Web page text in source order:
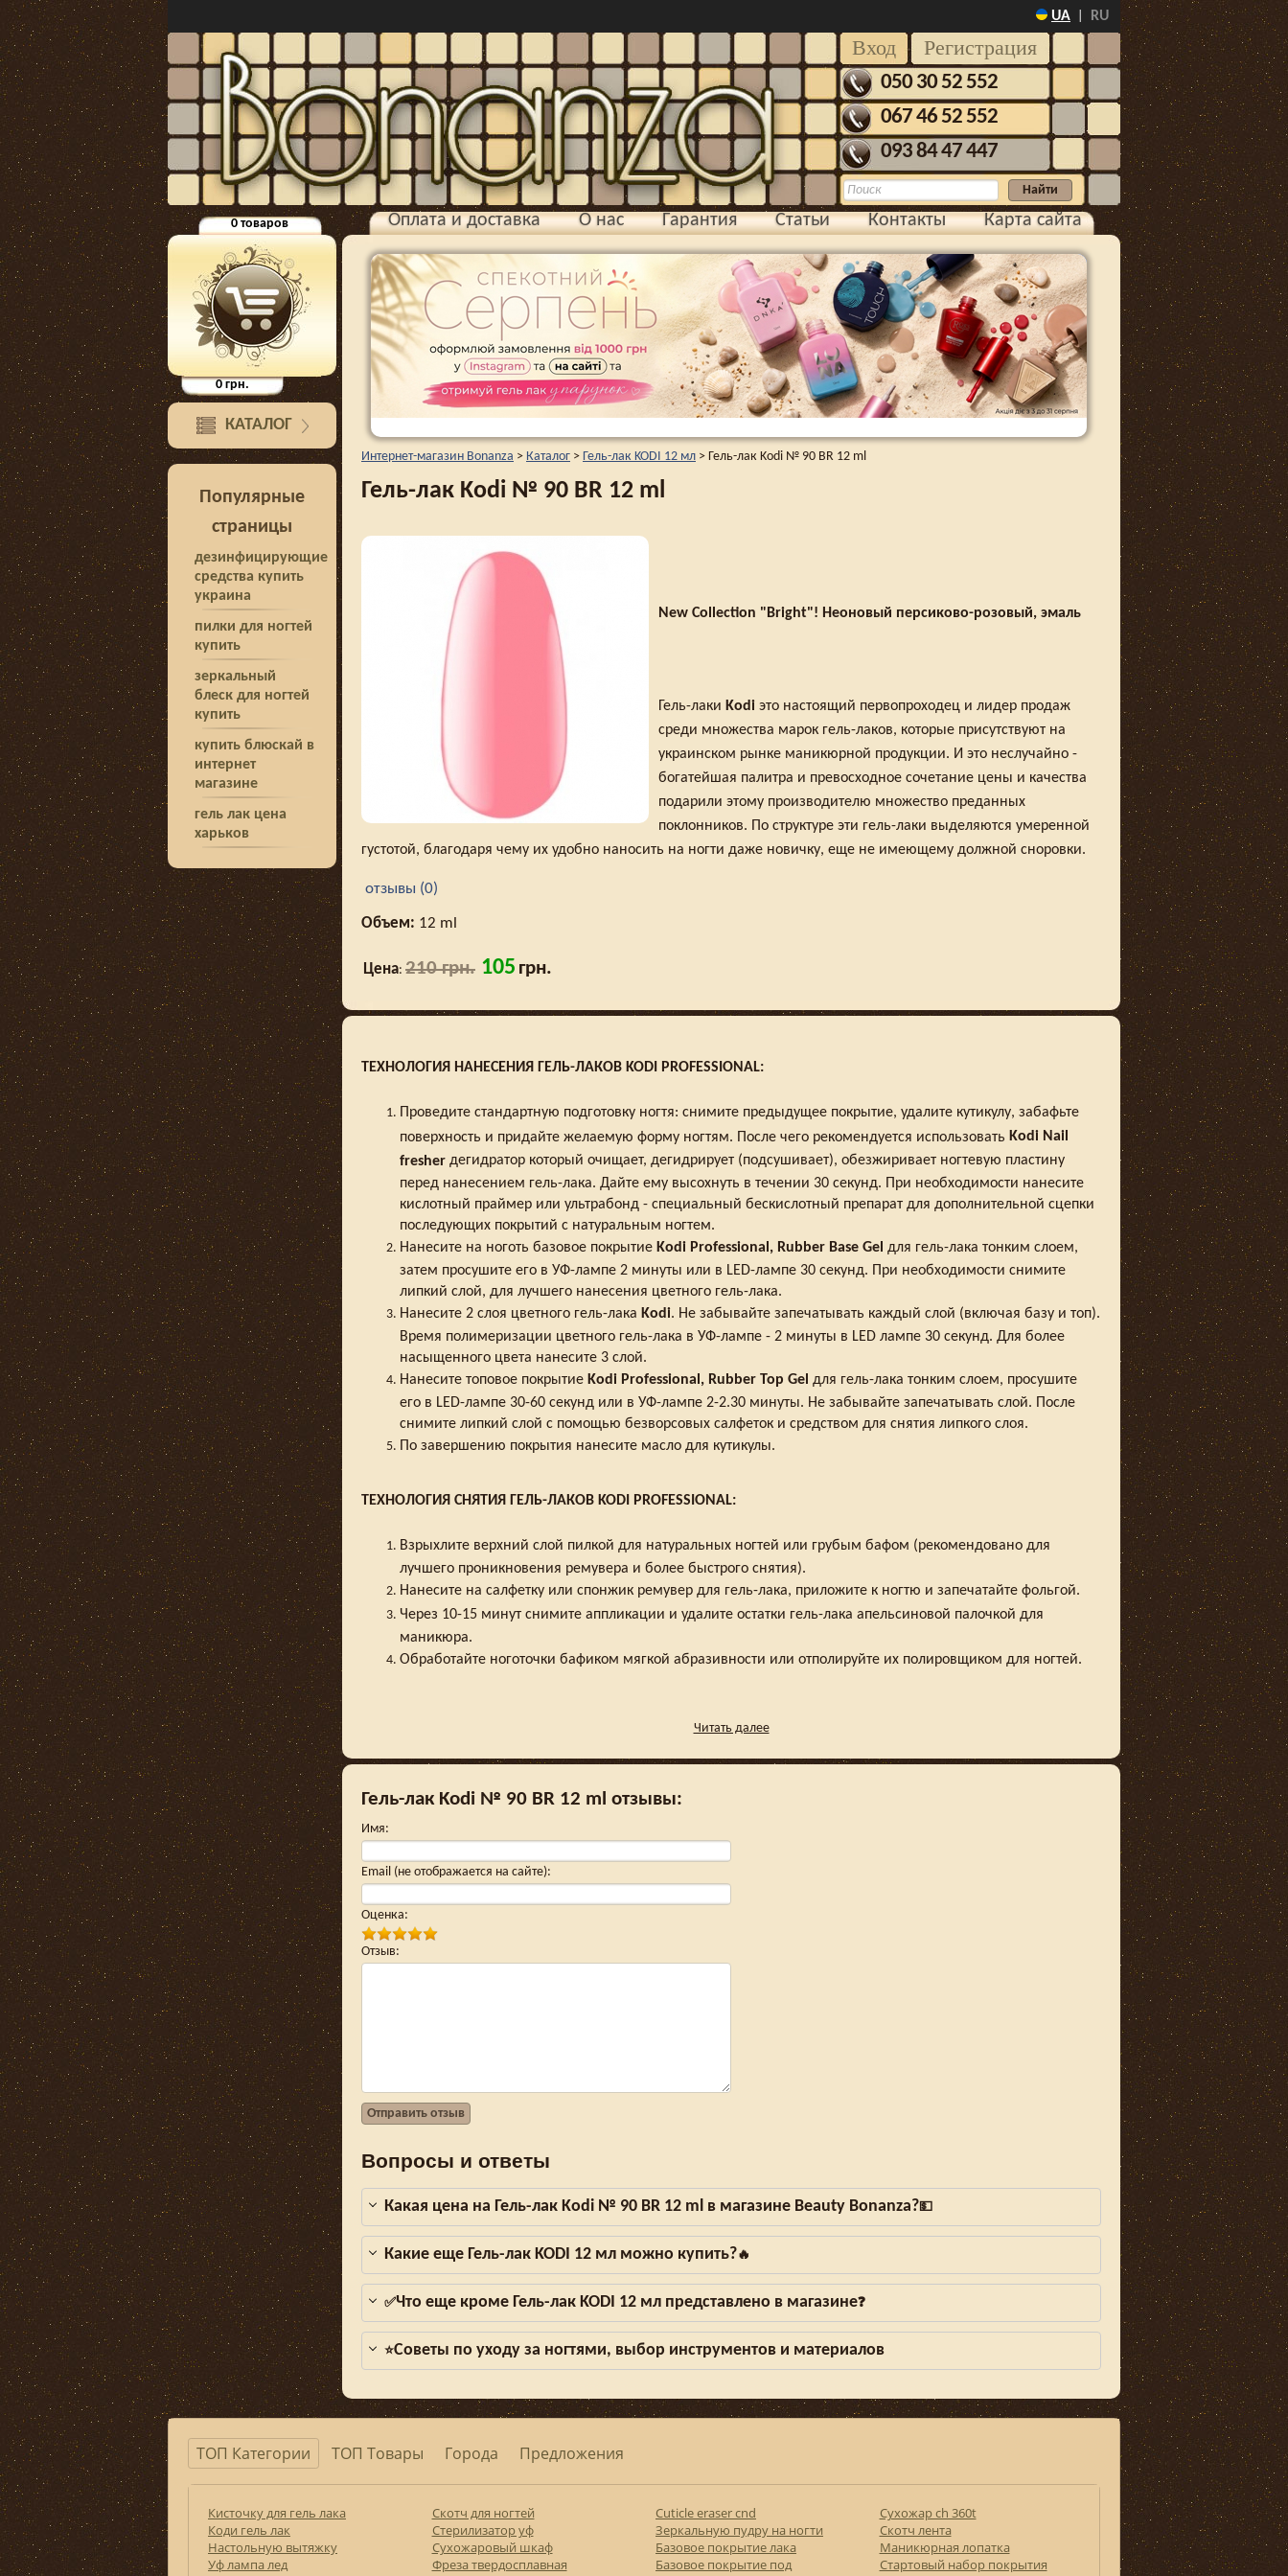
UA RU
Регистрация
Вход
050 30 52 552
067 46 52 552
093 84 47 447
0товаров
0грн.
КАТАЛОГ
Популярные
страницы
дезинфицирующие
средства купить
украина
пилки для ногтей
купить
зеркальный
блеск для ногтей
купить
купить блюскай в
интернет
магазине
гель лак цена
харьков
Оплата и доставка О нас Гарантия Статьи Контакты Карта сайта
Интернет-магазин Bonanza > Каталог > Гель-лак KODI 12 мл > Гель-лак Kodi № 90 BR 12 ml
Гель-лак Kodi № 90 BR 12 ml
New Collection "Bright"! Неоновый персиково-розовый, эмаль
Гель-лаки Kodi это настоящий первопроходец и лидер продаж
среди множества марок гель-лаков, которые присутствуют на
украинском рынке маникюрной продукции. И это неслучайно -
богатейшая палитра и превосходное сочетание цены и качества
подарили этому производителю множество преданных
поклонников. По структуре эти гель-лаки выделяются умеренной
густотой, благодаря чему их удобно наносить на ногти даже новичку, еще не имеющему должной сноровки.
отзывы (0)
Объем: 12 ml
Цена: 210 грн. 105 грн.
ТЕХНОЛОГИЯ НАНЕСЕНИЯ ГЕЛЬ-ЛАКОВ KODI PROFESSIONAL:
Проведите стандартную подготовку ногтя: снимите предыдущее покрытие, удалите кутикулу, забафьте
поверхность и придайте желаемую форму ногтям. После чего рекомендуется использовать Kodi Nail
fresher дегидратор который очищает, дегидрирует (подсушивает), обезжиривает ногтевую пластину
перед нанесением гель-лака. Дайте ему высохнуть в течении 30 секунд. При необходимости нанесите
кислотный праймер или ультрабонд - специальный бескислотный препарат для дополнительной сцепки
последующих покрытий с натуральным ногтем.
Нанесите на ноготь базовое покрытие Kodi Professional, Rubber Base Gel для гель-лака тонким слоем,
затем просушите его в УФ-лампе 2 минуты или в LED-лампе 30 секунд. При необходимости снимите
липкий слой, для лучшего нанесения цветного гель-лака.
Нанесите 2 слоя цветного гель-лака Kodi. Не забывайте запечатывать каждый слой (включая базу и топ).
Время полимеризации цветного гель-лака в УФ-лампе - 2 минуты в LED лампе 30 секунд. Для более
насыщенного цвета нанесите 3 слой.
Нанесите топовое покрытие Kodi Professional, Rubber Top Gel для гель-лака тонким слоем, просушите
его в LED-лампе 30-60 секунд или в УФ-лампе 2-2.30 минуты. Не забывайте запечатывать слой. После
снимите липкий слой с помощью безворсовых салфеток и средством для снятия липкого слоя.
По завершению покрытия нанесите масло для кутикулы.
ТЕХНОЛОГИЯ СНЯТИЯ ГЕЛЬ-ЛАКОВ KODI PROFESSIONAL:
Взрыхлите верхний слой пилкой для натуральных ногтей или грубым бафом (рекомендовано для
лучшего проникновения ремувера и более быстрого снятия).
Нанесите на салфетку или спонжик ремувер для гель-лака, приложите к ногтю и запечатайте фольгой.
Через 10-15 минут снимите аппликации и удалите остатки гель-лака апельсиновой палочкой для
маникюра.
Обработайте ноготочки бафиком мягкой абразивности или отполируйте их полировщиком для ногтей.
Читать далее
Гель-лак Kodi № 90 BR 12 ml отзывы:
Имя:
Email (не отображается на сайте):
Оценка:
Отзыв:
Отправить отзыв
Вопросы и ответы
Какая цена на Гель-лак Kodi № 90 BR 12 ml в магазине Beauty Bonanza?💵
Какие еще Гель-лак KODI 12 мл можно купить?🔥
✅Что еще кроме Гель-лак KODI 12 мл представлено в магазине❓
⭐Советы по уходу за ногтями, выбор инструментов и материалов
ТОП Категории ТОП Товары Города Предложения
Кисточку для гель лака
Коди гель лак
Настольную вытяжку
Уф лампа лед
Скотч для ногтей
Стерилизатор уф
Сухожаровый шкаф
Фреза твердосплавная
Cuticle eraser cnd
Зеркальную пудру на ногти
Базовое покрытие лака
Базовое покрытие под
Сухожар ch 360t
Скотч лента
Маникюрная лопатка
Стартовый набор покрытия